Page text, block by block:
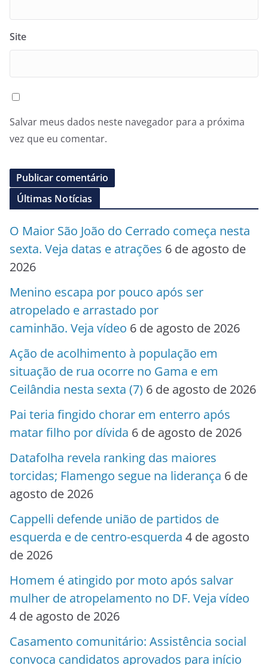
Site
Salvar meus dados neste navegador para a próxima
vez que eu comentar.
Últimas Notícias
O Maior São João do Cerrado começa nesta
sexta. Veja datas e atrações 6 de agosto de
2026
Menino escapa por pouco após ser
atropelado e arrastado por
caminhão. Veja vídeo 6 de agosto de 2026
Ação de acolhimento à população em
situação de rua ocorre no Gama e em
Ceilândia nesta sexta (7) 6 de agosto de 2026
Pai teria fingido chorar em enterro após
matar filho por dívida 6 de agosto de 2026
Datafolha revela ranking das maiores
torcidas; Flamengo segue na liderança 6 de
agosto de 2026
Cappelli defende união de partidos de
esquerda e de centro-esquerda 4 de agosto
de 2026
Homem é atingido por moto após salvar
mulher de atropelamento no DF. Veja vídeo
4 de agosto de 2026
Casamento comunitário: Assistência social
convoca candidatos aprovados para início